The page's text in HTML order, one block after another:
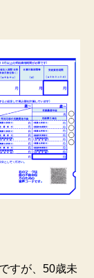
すが、50歳未